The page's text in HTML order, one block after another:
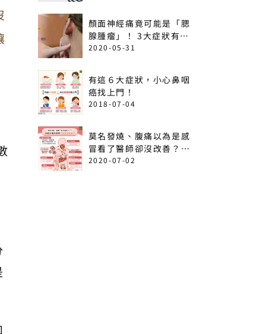
顏面神經痛竟可能是「腮
腺腫瘤」！ 3大症狀有癌
變可能
2020-05-31
有這６大症狀，小心鼻咽
癌找上門！
2018-07-04
莫名發燒、腹痛以為是感
冒看了醫師卻沒改善？出
現這6情形恐是急性白血
2020-07-02